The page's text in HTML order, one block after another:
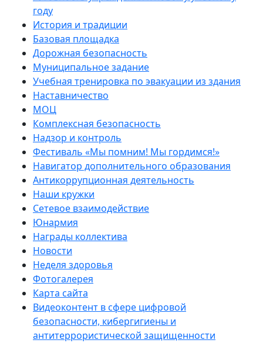
году
История и традиции
Базовая площадка
Дорожная безопасность
Муниципальное задание
Учебная тренировка по эвакуации из здания
Наставничество
МОЦ
Комплексная безопасность
Надзор и контроль
Фестиваль «Мы помним! Мы гордимся!»
Навигатор дополнительного образования
Антикоррупционная деятельность
Наши кружки
Сетевое взаимодействие
Юнармия
Награды коллектива
Новости
Неделя здоровья
Фотогалерея
Карта сайта
Видеоконтент в сфере цифровой
безопасности, кибергигиены и
антитеррористической защищенности